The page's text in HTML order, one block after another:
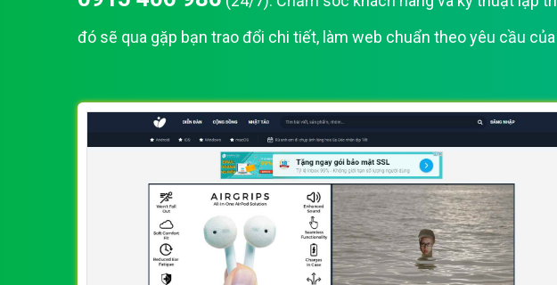
đó sẽ qua gặp bạn trao đổi chi tiết, làm web chuẩn theo yêu cầu của